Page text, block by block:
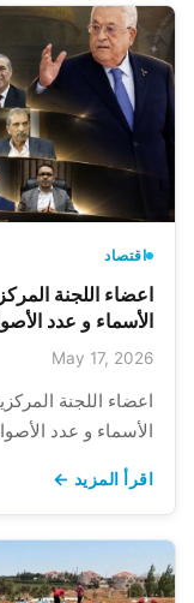
اقتصاد
الأسماء و عدد
May 17, 2026
الأسماء و عدد
اقرأ المزيد ←